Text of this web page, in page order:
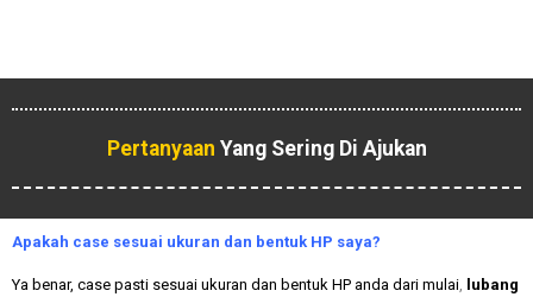
Pertanyaan Yang Sering Di Ajukan
Apakah case sesuai ukuran dan bentuk HP saya?
Ya benar, case pasti sesuai ukuran dan bentuk HP anda dari mulai
lubang